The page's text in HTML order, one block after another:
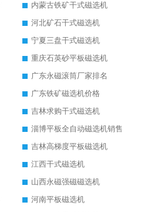
内蒙古铁矿干式磁选机
河北矿石干式磁选机
宁夏三盘干式磁选机
重庆石英砂平板磁选机
广东永磁滚筒厂家排名
广东铁矿磁选机价格
吉林求购干式磁选机
淄博平板全自动磁选机销售
吉林高梯度平板磁选机
江西干式磁选机
山西永磁强磁磁选机
河南平板磁选机